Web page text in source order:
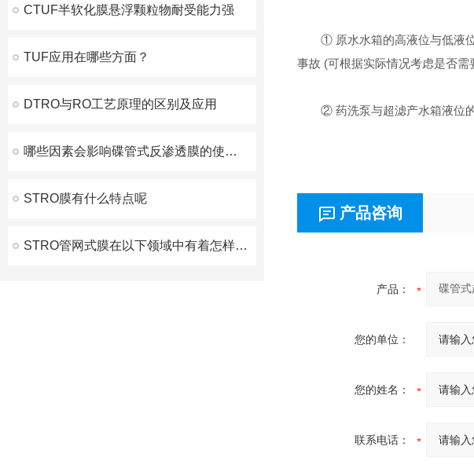
CTUF半软化膜悬浮颗粒物耐受能力强
TUF应用在哪些方面？
DTRO与RO工艺原理的区别及应用
哪些因素会影响碟管式反渗透膜的使用？
STRO膜有什么特点呢
STRO管网式膜在以下领域中有着怎样的作用呢？
① 原水水箱的高液位与低液位
事故 (可根据实际情况考虑是否需
② 药洗泵与超滤产水箱液位的
产品咨询
产品：
您的单位：
您的姓名：
联系电话：